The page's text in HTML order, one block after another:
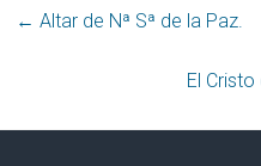
← Altar de Nª Sª de la Paz‏.